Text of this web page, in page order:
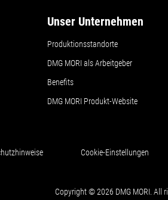
Unser Unternehmen
Produktionsstandorte
DMG MORI als Arbeitgeber
Benefits
DMG MORI Produkt-Website
Cookie-Einstellungen
Copyright © 2026 DMG MORI. All